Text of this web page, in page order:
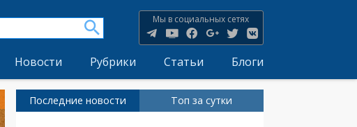
Мы в социальных сетях
Новости Рубрики Статьи Блоги
Последние новости Топ за сутки